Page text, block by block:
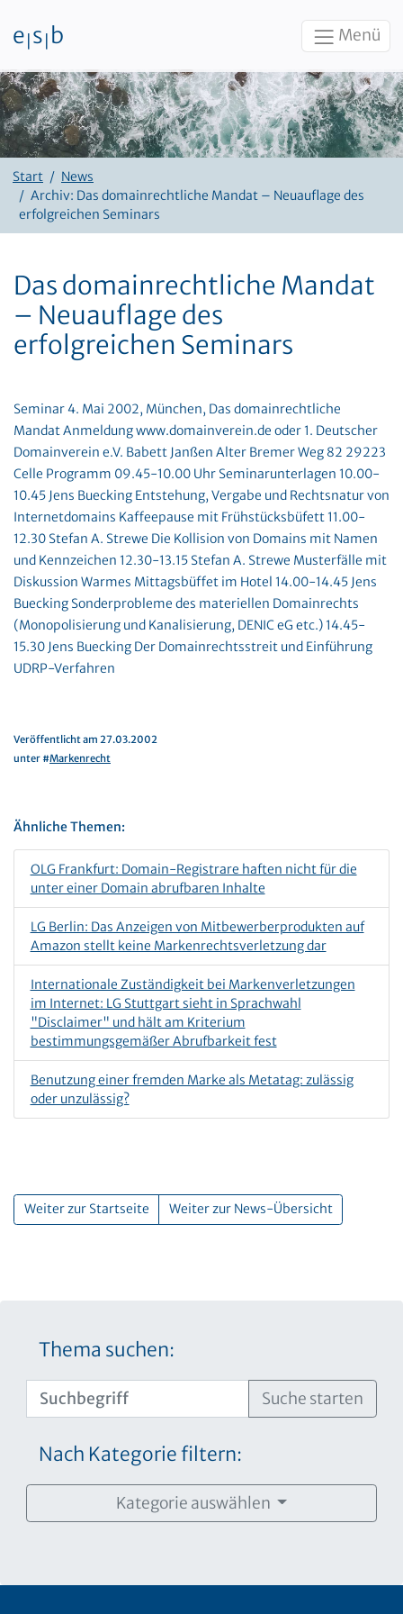
Zum Inhalt
e s b Menü
Start
News
Archiv: Das domainrechtliche Mandat – Neuauflage des
erfolgreichen Seminars
Das domainrechtliche Mandat
– Neuauflage des
erfolgreichen Seminars
Seminar 4. Mai 2002, München, Das domainrechtliche
Mandat Anmeldung www.domainverein.de oder 1. Deutscher
Domainverein e.V. Babett Janßen Alter Bremer Weg 82 29223
Celle Programm 09.45-10.00 Uhr Seminarunterlagen 10.00-
10.45 Jens Buecking Entstehung, Vergabe und Rechtsnatur von
Internetdomains Kaffeepause mit Frühstücksbüfett 11.00-
12.30 Stefan A. Strewe Die Kollision von Domains mit Namen
und Kennzeichen 12.30-13.15 Stefan A. Strewe Musterfälle mit
Diskussion Warmes Mittagsbüffet im Hotel 14.00-14.45 Jens
Buecking Sonderprobleme des materiellen Domainrechts
(Monopolisierung und Kanalisierung, DENIC eG etc.) 14.45-
15.30 Jens Buecking Der Domainrechtsstreit und Einführung
UDRP-Verfahren
Veröffentlicht am 27.03.2002
unter #Markenrecht
Ähnliche Themen:
OLG Frankfurt: Domain-Registrare haften nicht für die
unter einer Domain abrufbaren Inhalte
LG Berlin: Das Anzeigen von Mitbewerberprodukten auf
Amazon stellt keine Markenrechtsverletzung dar
Internationale Zuständigkeit bei Markenverletzungen
im Internet: LG Stuttgart sieht in Sprachwahl
"Disclaimer" und hält am Kriterium
bestimmungsgemäßer Abrufbarkeit fest
Benutzung einer fremden Marke als Metatag: zulässig
oder unzulässig?
Weiter zur Startseite Weiter zur News-Übersicht
Thema suchen:
Suche starten
Nach Kategorie filtern:
Kategorie auswählen